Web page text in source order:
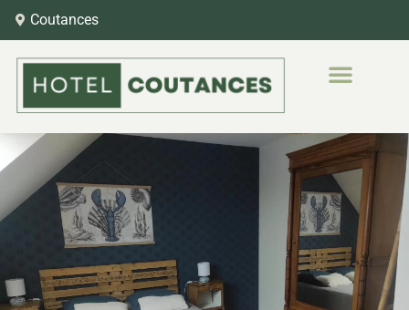
Coutances